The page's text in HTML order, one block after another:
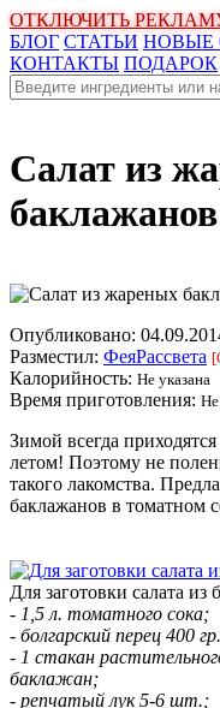
ОТКЛЮЧИТЬ
БЛОГ СТАТЬИ НОВЫЕ
КОНТАКТЫ ПОДАРОК
Салат из
Опубликовано:
Разместил: ФеяРассвета
Калорийность: Не указана
Время приготовления: Не
Зимой всегда
летом! Поэтому не
такого лакомства.
баклажанов в томатном
Для заготовки салата
- 1,5 л. томатного сока;
- болгарский перец 400
- 1 стакан
баклажан;
- репчатый лук 5-6 шт.;